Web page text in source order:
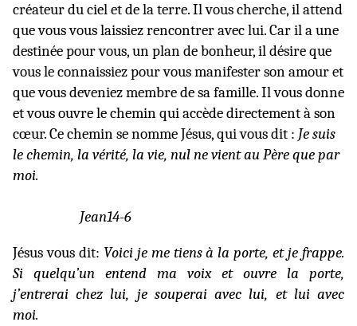
créateur du ciel et de la terre. Il vous cherche, il attend
que vous vous laissiez rencontrer avec lui. Car il a une
destinée pour vous, un plan de bonheur, il désire que
vous le connaissiez pour vous manifester son amour et
que vous deveniez membre de sa famille. Il vous donne
et vous ouvre le chemin qui accède directement à son
cœur. Ce chemin se nomme Jésus, qui vous dit : Je suis
le chemin, la vérité, la vie, nul ne vient au Père que par
moi.
Jean14-6
Jésus vous dit: Voici je me tiens à la porte, et je frappe.
Si quelqu’un entend ma voix et ouvre la porte,
j’entrerai chez lui, je souperai avec lui, et lui avec
moi.